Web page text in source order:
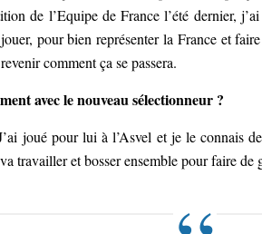
de l’Equipe de France l’été dernier,
pour bien représenter la France et
comment ça se passera.
avec le nouveau sélectionneur ?
joué pour lui à l’Asvel et je le connais
travailler et bosser ensemble pour faire de